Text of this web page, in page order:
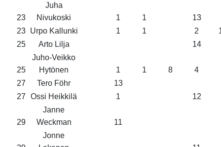
23
Juha
Nivukoski
1 1
13
23 Urpo Kallunki 1 1 2
25
Arto Lilja 14
25
Juho-Veikko
Hytönen
1 1 8
4
27
Tero Föhr
13
27
Ossi Heikkilä 1 12
29
Janne
Weckman
11
Jonne